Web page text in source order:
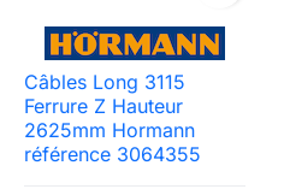
Câbles Long 3115
Ferrure Z Hauteur
2625mm Hormann
référence 3064355